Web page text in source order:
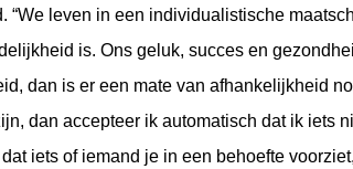
“We leven in een individualistische
is. Ons geluk, succes en
dan is er een mate van afhankelijkheid
dan accepteer ik automatisch dat ik iets
iets of iemand je in een behoefte